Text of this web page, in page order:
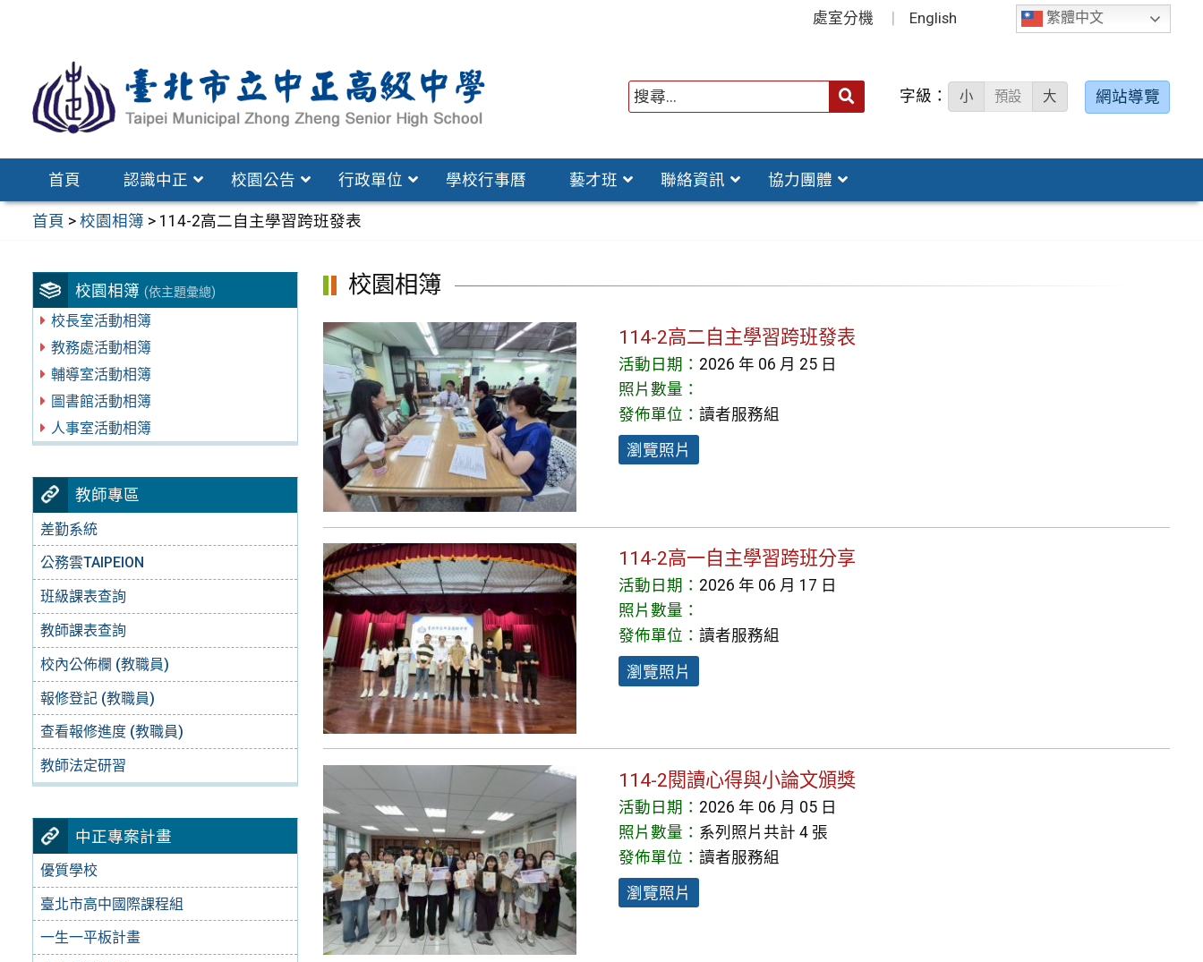
區
繁體中文
處室分機 English
字級： 小 預設 大 網站導覽
首頁 認識中正 校園公告 行政單位 學校行事曆 藝才班 聯絡資訊 協力團體
首頁 >校園相簿 > 114-2高二自主學習跨班發表
校園相簿 (依主題彙總)
校長室活動相簿
教務處活動相簿
輔導室活動相簿
圖書館活動相簿
人事室活動相簿
教師專區
差勤系統
公務雲TAIPEION
班級課表查詢
教師課表查詢
校內公佈欄 (教職員)
報修登記 (教職員)
查看報修進度 (教職員)
教師法定研習
中正專案計畫
優質學校
臺北市高中國際課程組
一生一平板計畫
校園相簿
114-2高二自主學習跨班發表
活動日期： 2026 年 06 月 25 日
照片數量：
發佈單位：讀者服務組
瀏覽照片
114-2高一自主學習跨班分享
活動日期： 2026 年 06 月 17 日
照片數量：
發佈單位：讀者服務組
瀏覽照片
114-2閱讀心得與小論文頒獎
活動日期： 2026 年 06 月 05 日
照片數量： 系列照片共計 4 張
發佈單位：讀者服務組
瀏覽照片